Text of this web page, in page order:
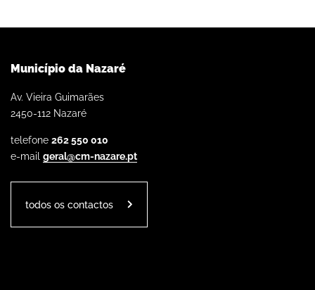
Município da Nazaré
Av. Vieira Guimarães
2450-112 Nazaré
telefone 262 550 010
e-mail geral@cm-nazare.pt
todos os contactos